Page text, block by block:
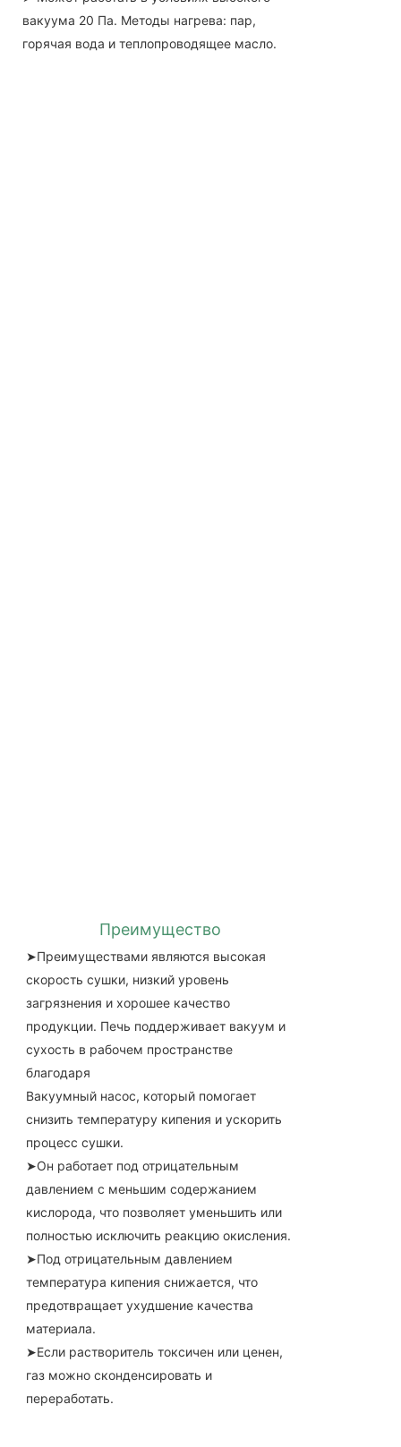
вакуума 20 Па. Методы нагрева: пар,
горячая вода и теплопроводящее масло.
Преимущество
➤Преимуществами являются высокая
скорость сушки, низкий уровень
загрязнения и хорошее качество
продукции. Печь поддерживает вакуум и
сухость в рабочем пространстве
благодаря
Вакуумный насос, который помогает
снизить температуру кипения и ускорить
процесс сушки.
➤Он работает под отрицательным
давлением с меньшим содержанием
кислорода, что позволяет уменьшить или
полностью исключить реакцию окисления.
➤Под отрицательным давлением
температура кипения снижается, что
предотвращает ухудшение качества
материала.
➤Если растворитель токсичен или ценен,
газ можно сконденсировать и
переработать.